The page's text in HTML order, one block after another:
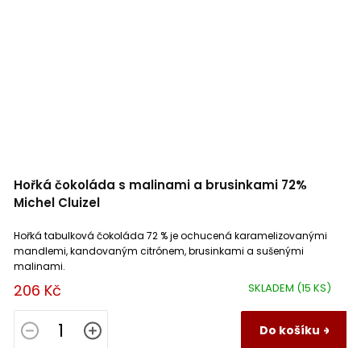
Hořká čokoláda s malinami a brusinkami 72%
Michel Cluizel
SKLADEM (15 KS)
206 Kč
Do košíku
Hořká tabulková čokoláda 72 % je ochucená karamelizovanými
mandlemi, kandovaným citrónem, brusinkami a sušenými
malinami.